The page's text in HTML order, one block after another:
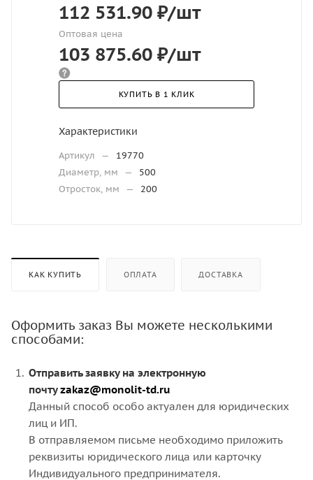
112 531.90 ₽/шт
Оптовая цена
103 875.60 ₽/шт
КУПИТЬ В 1 КЛИК
Характеристики
Артикул —
19770
Диаметр, мм
—
500
Отросток, мм
— 200
КАК КУПИТЬ ОПЛАТА ДОСТАВКА
Оформить заказ Вы можете несколькими
способами:
Отправить заявку на электронную
почтуzakaz@monolit-td.ru
Данный способ особо актуален для юридических
лиц и ИП.
В отправляемом письме необходимо приложить
реквизиты юридического лица или карточку
Индивидуального предпринимателя.